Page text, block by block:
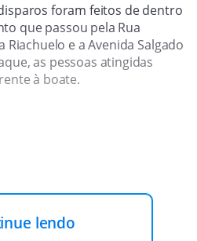
foram feitos de dentro
que passou pela Rua
e a Avenida Salgado
as pessoas atingidas
à boate.
lendo